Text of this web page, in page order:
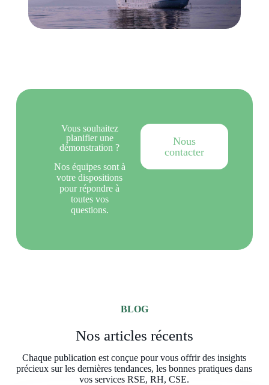
Vous souhaitez
planifier une
démonstration ?
Nos équipes sont à
votre dispositions
pour répondre à
toutes vos
questions.
Nous
contacter
BLOG
Nos articles récents
Chaque publication est conçue pour vous offrir des insights
précieux sur les dernières tendances, les bonnes pratiques dans
vos services RSE, RH, CSE.